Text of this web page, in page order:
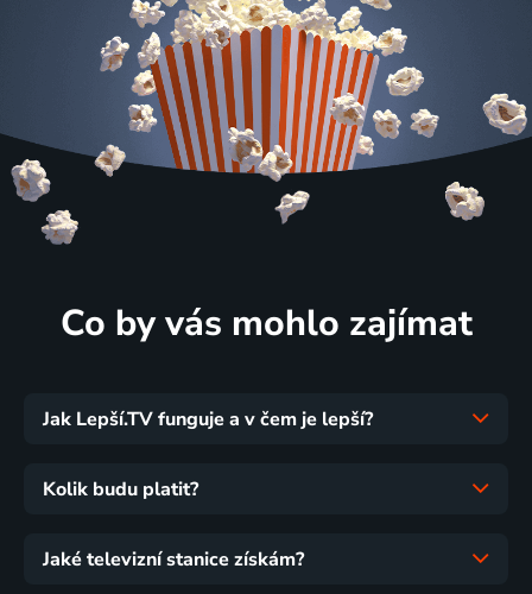
Co by vás mohlo zajímat
Jak Lepší.TV funguje a v čem je lepší?
Kolik budu platit?
Jaké televizní stanice získám?